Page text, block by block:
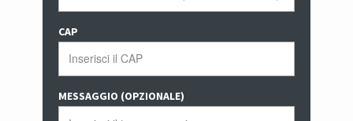
CAP
MESSAGGIO (OPZIONALE)